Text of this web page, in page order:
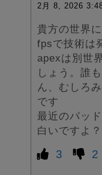
2月 8, 2026
貴方の世界
fpsで技術は
apexは別世
しょう。誰
ん、むしろ
です
最近のパッ
白いですよ
3 2